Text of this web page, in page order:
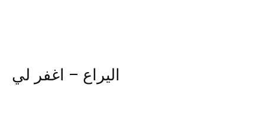
اليراع – اغفر لي